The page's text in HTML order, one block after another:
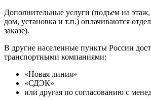
Дополнительные услуги (подъем на этаж,
дом, установка и т.п.) оплачиваются
заказе).
В другие населенные пункты России
транспортными компаниями:
«Новая линия»
«СДЭК»
или другая по согласованию с